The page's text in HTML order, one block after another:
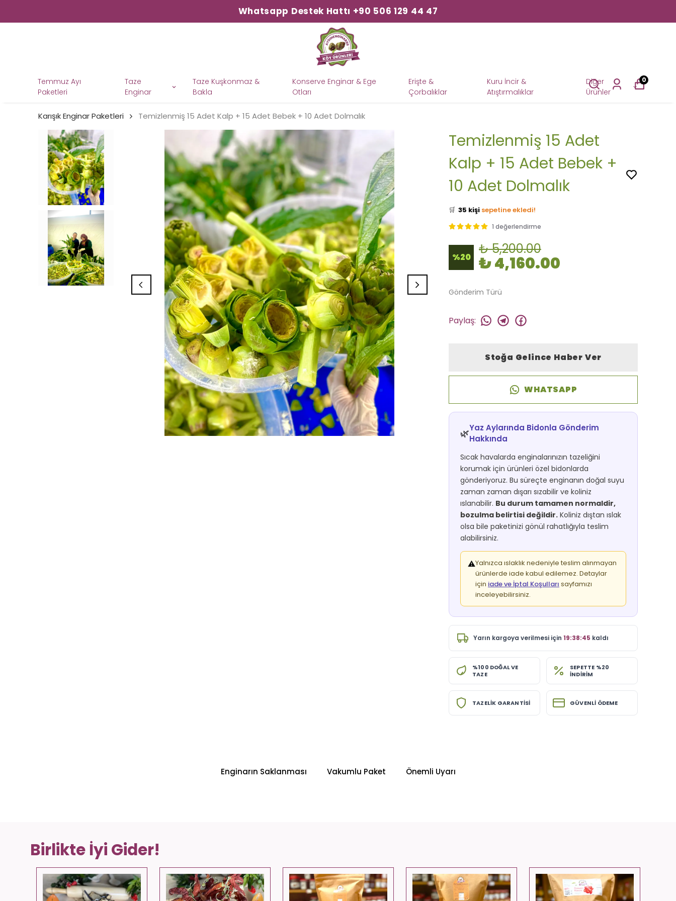
Whatsapp Destek Hattı +90 506 129 44 47
Temmuz Ayı
Paketleri
Taze
Enginar
Taze Kuşkonmaz &
Bakla
Konserve Enginar & Ege
Otları
Erişte &
Çorbalıklar
Kuru İncir &
Atıştırmalıklar
Diğer
Ürünler
0
Karışık Enginar Paketleri Temizlenmiş 15 Adet Kalp + 15 Adet Bebek + 10 Adet Dolmalık
Temizlenmiş 15 Adet
Kalp + 15 Adet Bebek +
10 Adet Dolmalık
👀 Şu an 31 kişiinceliyor!
🛒 35 kişi sepetine ekledi!
✅
Bugün 41 adet
yapılıyor!
1 değerlendirme
%20
₺ 5,200.00
₺ 4,160.00
Gönderim Türü
Paylaş:
Stoğa Gelince Haber Ver
WHATSAPP
🌿Yaz Aylarında Bidonla Gönderim
Hakkında
Sıcak havalarda enginalarınızın tazeliğini
korumak için ürünleri özel bidonlarda
gönderiyoruz. Bu süreçte enginanın doğal suyu
zaman zaman dışarı sızabilir ve koliniz
ıslanabilir. Bu durum tamamen normaldir,
bozulma belirtisi değildir. Koliniz dıştan ıslak
olsa bile paketinizi gönül rahatlığıyla teslim
alabilirsiniz.
⚠️Yalnızca ıslaklık nedeniyle teslim alınmayan
ürünlerde iade kabul edilemez. Detaylar
için iade ve İptal Koşulları sayfamızı
inceleyebilirsiniz.
Yarın kargoya verilmesi için 19:38:44 kaldı
%100 DOĞAL VE
TAZE
SEPETTE %20
İNDİRİM
TAZELİK GARANTİSİ GÜVENLİ ÖDEME
Enginarın Saklanması Vakumlu Paket Önemli Uyarı
Birlikte İyi Gider!